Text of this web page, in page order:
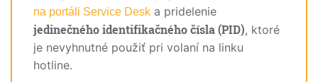
na portáli Service Desk a pridelenie
jedinečného identifikačného čísla (PID), ktoré
je nevyhnutné použiť pri volaní na linku
hotline.